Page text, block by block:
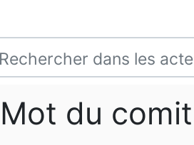
Mot du